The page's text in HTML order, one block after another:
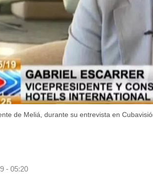
de Meliá, durante su entrevista en
- 05:20